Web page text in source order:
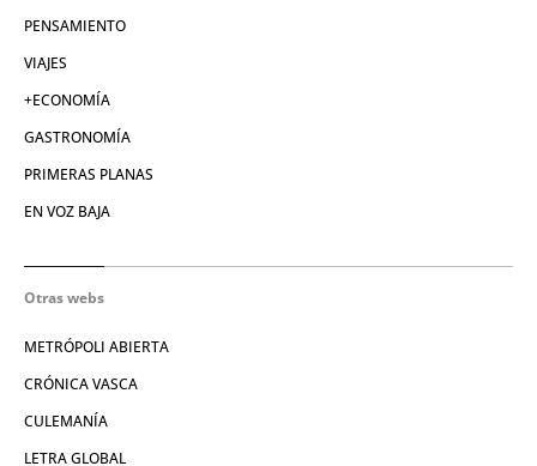
PENSAMIENTO
VIAJES
+ECONOMÍA
GASTRONOMÍA
PRIMERAS PLANAS
EN VOZ BAJA
Otras webs
METRÓPOLI ABIERTA
CRÓNICA VASCA
CULEMANÍA
LETRA GLOBAL